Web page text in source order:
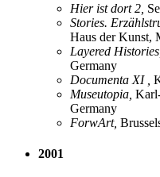
Hier ist dort 2,
Stories.
Haus der Kunst,
Layered Histories,
Germany
Documenta XI ,
Museutopia,
Germany
ForwArt,
2001